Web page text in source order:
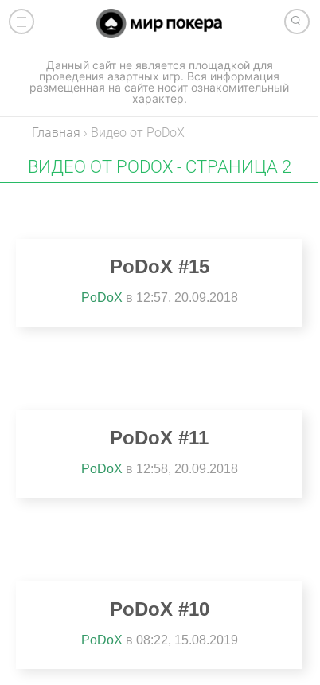
Данный сайт не является площадкой для
проведения азартных игр. Вся информация
размещенная на сайте носит ознакомительный
характер.
Главная › Видео от PoDoX
ВИДЕО ОТ PODOX - СТРАНИЦА 2
PoDoX #15
PoDoX в 12:57, 20.09.2018
PoDoX #11
PoDoX в 12:58, 20.09.2018
PoDoX #10
PoDoX в 08:22, 15.08.2019